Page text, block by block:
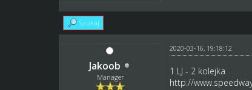
Szukaj
Jakoob
Manager
2020-03-16, 19:18:12
1 LJ - 2 kolejka
http://